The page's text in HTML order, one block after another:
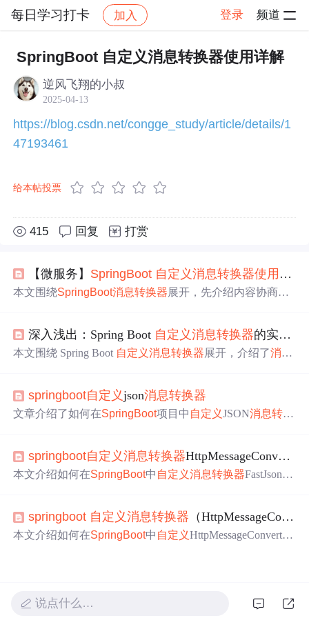
每日学习打卡 加入 登录 频道
社区 每日学习打卡 学习打卡 帖子详情
SpringBoot 自定义消息转换器使用详解
逆风飞翔的小叔
2025-04-13
https://blog.csdn.net/congge_study/article/details/1
47193461
给本帖投票
415 回复 打赏
【微服务】 SpringBoot 自定义消息转换器使用 详解
本文围绕SpringBoot消息转换器展开，先介绍内容协商机
条件及SpringMVC默认 转换器 。最后以yaml为例，说明自
定义消息 转换器 的步骤。
深入浅出：Spring Boot 自定义消息转换器的实现与应用
本文围绕 Spring Boot 自定义消息转换器展开，介绍了消息
例，还说明了其在处理特殊数据格式、提升系统灵活性与
可扩展性、实现统一格式化输出等方面的实际应用。
springboot自定义json消息转换器
文章介绍了如何在SpringBoot项目中 自定义JSON消息转换
springboot自定义消息转换器HttpMessageConverter
本文介绍如何在SpringBoot中 自定义消息转换器FastJsonHt
springboot 自定义消息转换器 （HttpMessageConverter）
本文介绍如何在SpringBoot中 自定义HttpMessageConverte
说点什么…